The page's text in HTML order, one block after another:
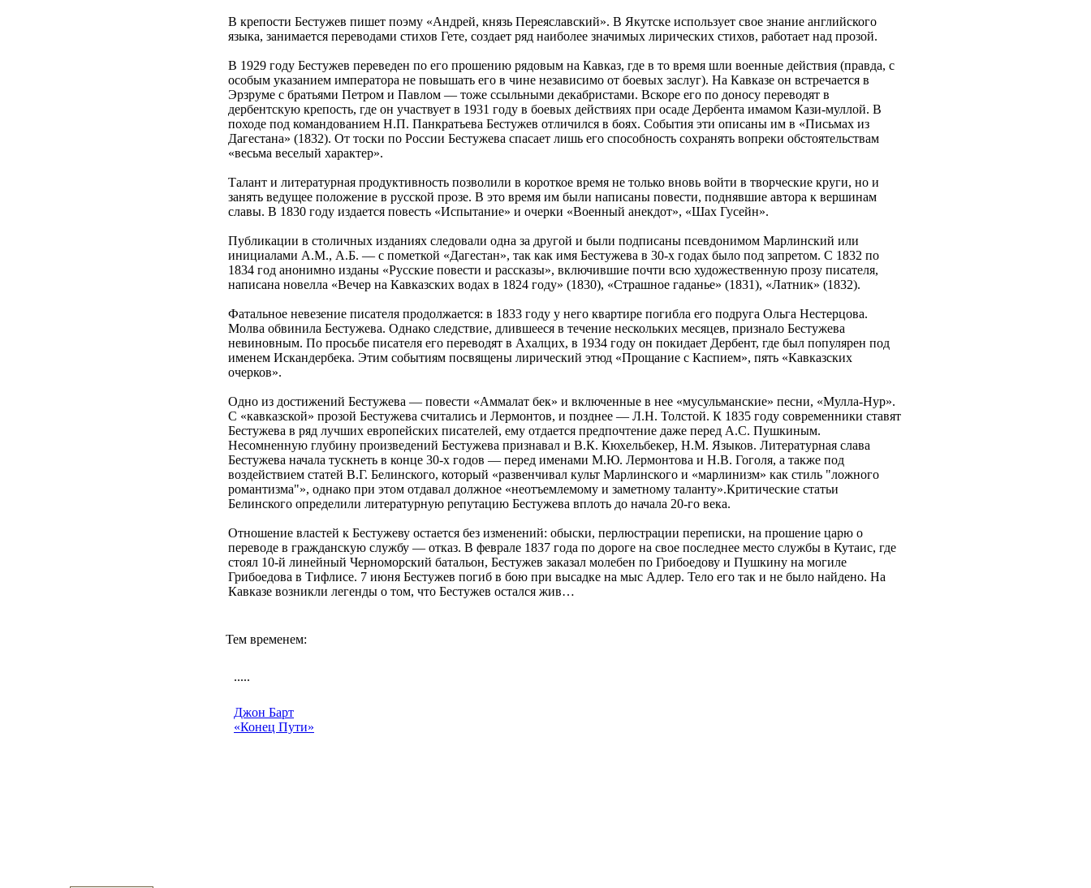
В крепости Бестужев пишет поэму «Андрей, князь Переяславский». В Якутске использует свое знание английского
языка, занимается переводами стихов Гете, создает ряд наиболее значимых лирических стихов, работает над прозой.
В 1929 году Бестужев переведен по его прошению рядовым на Кавказ, где в то время шли военные действия (правда, с
особым указанием императора не повышать его в чине независимо от боевых заслуг). На Кавказе он встречается в
Эрзруме с братьями Петром и Павлом — тоже ссыльными декабристами. Вскоре его по доносу переводят в
дербентскую крепость, где он участвует в 1931 году в боевых действиях при осаде Дербента имамом Кази-муллой. В
походе под командованием Н.П. Панкратьева Бестужев отличился в боях. События эти описаны им в «Письмах из
Дагестана» (1832). От тоски по России Бестужева спасает лишь его способность сохранять вопреки обстоятельствам
«весьма веселый характер».
Талант и литературная продуктивность позволили в короткое время не только вновь войти в творческие круги, но и
занять ведущее положение в русской прозе. В это время им были написаны повести, поднявшие автора к вершинам
славы. В 1830 году издается повесть «Испытание» и очерки «Военный анекдот», «Шах Гусейн».
Публикации в столичных изданиях следовали одна за другой и были подписаны псевдонимом Марлинский или
инициалами А.М., А.Б. — с пометкой «Дагестан», так как имя Бестужева в 30-х годах было под запретом. С 1832 по
1834 год анонимно изданы «Русские повести и рассказы», включившие почти всю художественную прозу писателя,
написана новелла «Вечер на Кавказских водах в 1824 году» (1830), «Страшное гаданье» (1831), «Латник» (1832).
Фатальное невезение писателя продолжается: в 1833 году у него квартире погибла его подруга Ольга Нестерцова.
Молва обвинила Бестужева. Однако следствие, длившееся в течение нескольких месяцев, признало Бестужева
невиновным. По просьбе писателя его переводят в Ахалцих, в 1934 году он покидает Дербент, где был популярен под
именем Искандербека. Этим событиям посвящены лирический этюд «Прощание с Каспием», пять «Кавказских
очерков».
Одно из достижений Бестужева — повести «Аммалат бек» и включенные в нее «мусульманские» песни, «Мулла-Нур».
С «кавказской» прозой Бестужева считались и Лермонтов, и позднее — Л.Н. Толстой. К 1835 году современники ставят
Бестужева в ряд лучших европейских писателей, ему отдается предпочтение даже перед А.С. Пушкиным.
Несомненную глубину произведений Бестужева признавал и В.К. Кюхельбекер, Н.М. Языков. Литературная слава
Бестужева начала тускнеть в конце 30-х годов — перед именами М.Ю. Лермонтова и Н.В. Гоголя, а также под
воздействием статей В.Г. Белинского, который «развенчивал культ Марлинского и «марлинизм» как стиль "ложного
романтизма"», однако при этом отдавал должное «неотъемлемому и заметному таланту».Критические статьи
Белинского определили литературную репутацию Бестужева вплоть до начала 20-го века.
Отношение властей к Бестужеву остается без изменений: обыски, перлюстрации переписки, на прошение царю о
переводе в гражданскую службу — отказ. В феврале 1837 года по дороге на свое последнее место службы в Кутаис, где
стоял 10-й линейный Черноморский батальон, Бестужев заказал молебен по Грибоедову и Пушкину на могиле
Грибоедова в Тифлисе. 7 июня Бестужев погиб в бою при высадке на мыс Адлер. Тело его так и не было найдено. На
Кавказе возникли легенды о том, что Бестужев остался жив…
Тем временем:
.....
Джон Барт
«Конец Пути»